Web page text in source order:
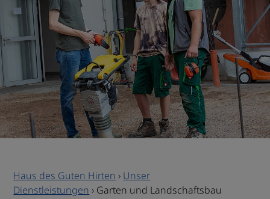
Haus des Guten Hirten › Unser
Dienstleistungen › Garten und Landschaftsbau